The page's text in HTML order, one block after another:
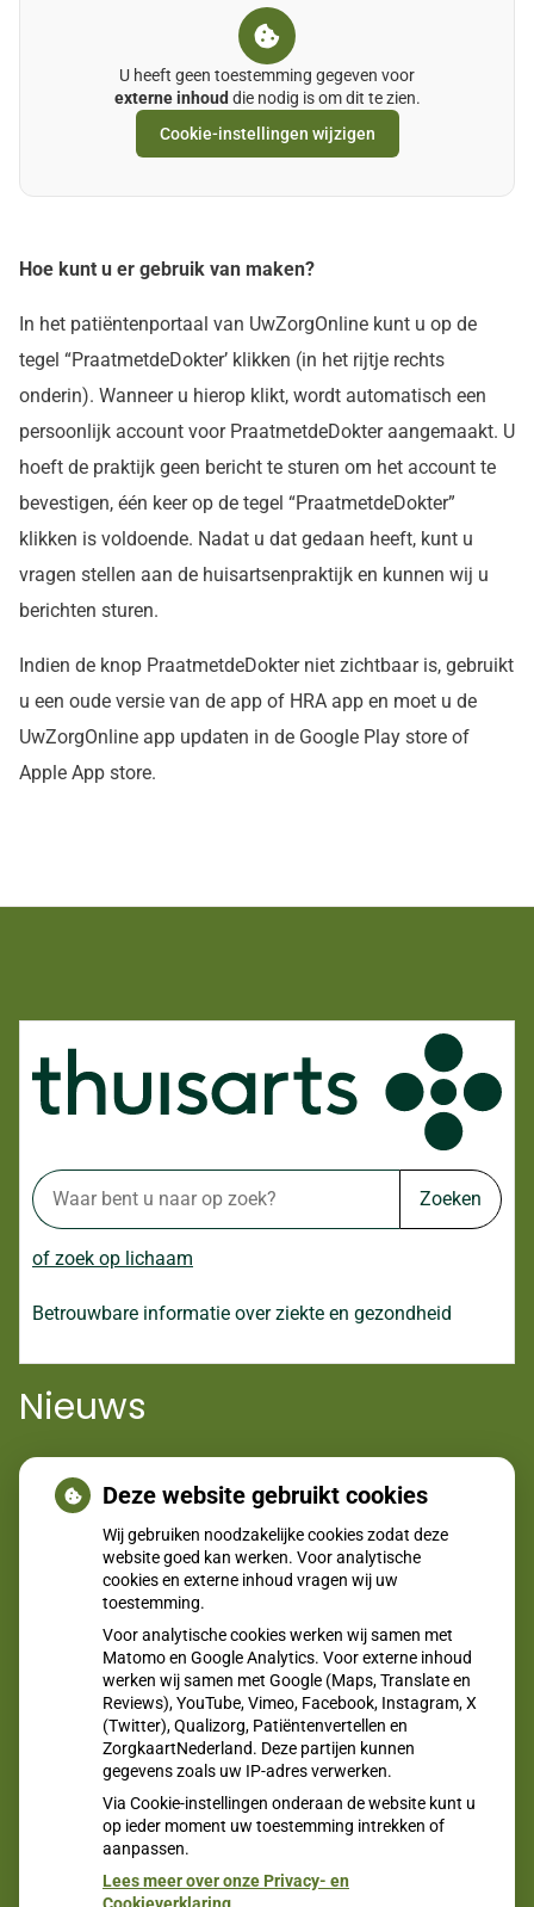
U heeft geen toestemming gegeven voor
externe inhoud die nodig is om dit te zien.
Cookie-instellingen wijzigen
Hoe kunt u er gebruik van maken?
In het patiëntenportaal van UwZorgOnline kunt u op de
tegel “PraatmetdeDokter’ klikken (in het rijtje rechts
onderin). Wanneer u hierop klikt, wordt automatisch een
persoonlijk account voor PraatmetdeDokter aangemaakt. U
hoeft de praktijk geen bericht te sturen om het account te
bevestigen, één keer op de tegel “PraatmetdeDokter”
klikken is voldoende. Nadat u dat gedaan heeft, kunt u
vragen stellen aan de huisartsenpraktijk en kunnen wij u
berichten sturen.
Indien de knop PraatmetdeDokter niet zichtbaar is, gebruikt
u een oude versie van de app of HRA app en moet u de
UwZorgOnline app updaten in de Google Play store of
Apple App store.
Zoeken
of zoek op lichaam
Betrouwbare informatie over ziekte en gezondheid
Nieuws
Jong en alert: hoe je borstkanker herkent als je verder kijkt
dan een knobbeltje
Sinds huisartsen afslankmedicijnen mogen voorschrijven,
neemt gebruik toe
Eigen risico gaat onder toekomstig kabinet omhoog
Schurft sinds corona geen vergeten ziekte meer: aantal
uitbraken fors gestegen
CZ vergoedt zorg van twee gespecialiseerde
revalidatieartsen niet meer
Deze website gebruikt cookies
Wij gebruiken noodzakelijke cookies zodat deze
website goed kan werken. Voor analytische
cookies en externe inhoud vragen wij uw
toestemming.
Voor analytische cookies werken wij samen met
Matomo en Google Analytics. Voor externe inhoud
werken wij samen met Google (Maps, Translate en
Reviews), YouTube, Vimeo, Facebook, Instagram, X
(Twitter), Qualizorg, Patiëntenvertellen en
ZorgkaartNederland. Deze partijen kunnen
gegevens zoals uw IP-adres verwerken.
Via Cookie-instellingen onderaan de website kunt u
op ieder moment uw toestemming intrekken of
aanpassen.
Lees meer over onze Privacy- en